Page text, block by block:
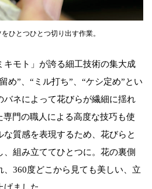
ひとつひとつ切り出す作業。
キモト」が誇る細工技術の集大成
め”、“ミル打ち”、“ケシ定め”とい
バネによって花びらが繊細に揺れ
専門の職人による高度な技巧も使
質感を表現するため、花びらと
組み立ててひとつに。花の裏側
、360度どこから見ても美しい、立